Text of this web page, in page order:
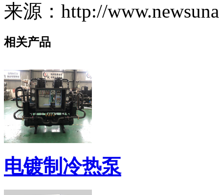
来源：http://
相关产品
电镀制冷热泵